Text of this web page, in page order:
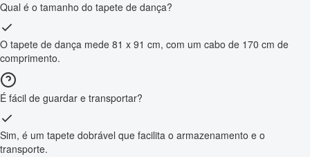
Qual é o tamanho do tapete de dança?
O tapete de dança mede 81 x 91 cm, com um cabo de 170 cm de
comprimento.
É fácil de guardar e transportar?
Sim, é um tapete dobrável que facilita o armazenamento e o
transporte.